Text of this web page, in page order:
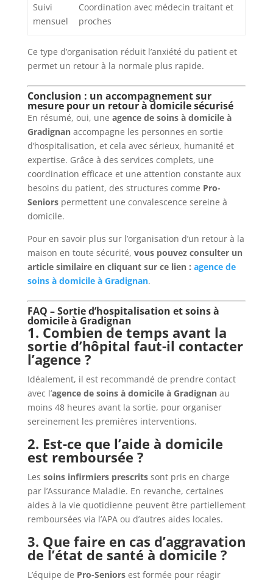
Suivi
mensuel
Coordination avec médecin traitant et
proches
Ce type d’organisation réduit l’anxiété du patient et
permet un retour à la normale plus rapide.
Conclusion : un accompagnement sur
mesure pour un retour à domicile sécurisé
En résumé, oui, une agence de soins à domicile à
Gradignanaccompagne les personnes en sortie
d’hospitalisation, et cela avec sérieux, humanité et
expertise. Grâce à des services complets, une
coordination efficace et une attention constante aux
besoins du patient, des structures comme Pro-
Seniorspermettent une convalescence sereine à
domicile.
Pour en savoir plus sur l’organisation d’un retour à la
maison en toute sécurité, vous pouvez consulter un
article similaire en cliquant sur ce lien : agence de
soins à domicile à Gradignan.
FAQ – Sortie d’hospitalisation et soins à
domicile à Gradignan
1. Combien de temps avant la
sortie d’hôpital faut-il contacter
l’agence ?
Idéalement, il est recommandé de prendre contact
avec l’agence de soins à domicile à Gradignanau
moins 48 heures avant la sortie, pour organiser
sereinement les premières interventions.
2. Est-ce que l’aide à domicile
est remboursée ?
Les soins infirmiers prescritssont pris en charge
par l’Assurance Maladie. En revanche, certaines
aides à la vie quotidienne peuvent être partiellement
remboursées via l’APA ou d’autres aides locales.
3. Que faire en cas d’aggravation
de l’état de santé à domicile ?
L’équipe de Pro-Seniorsest formée pour réagir